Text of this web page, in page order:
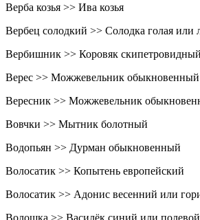
Верба козья >> Ива козья
Вербец солодкий >> Солодка голая или
Вербишник >> Коровяк скипетровидный
Верес >> Можжевельник обыкновенный
Вересник >> Можжевельник
Вовчки >> Мытник болотный
Водопьян >> Дурман обыкновенный
Волосатик >> Копытень европейский
Волосатик >> Адонис весенний или
Волошка >> Василёк синий или полевой